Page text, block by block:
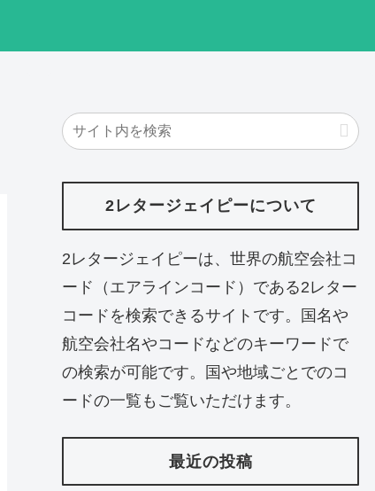
2レタージェイピーについて
2レタージェイピーは、世界の航空会社コ
ード（エアラインコード）である2レター
コードを検索できるサイトです。国名や
航空会社名やコードなどのキーワードで
の検索が可能です。国や地域ごとでのコ
ードの一覧もご覧いただけます。
最近の投稿